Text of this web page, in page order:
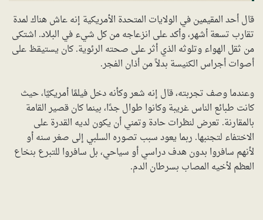
قال أحد المقيمين في الولايات المتحدة الأمريكية إنه عاش هناك لمدة
تقارب تسعة أشهر، وأكد على انزعاجه من كل شيء في البلاد. اشتكى
من ثقل الهواء وتلوثه الذي أثر على صحته الرئوية. كان يستيقظ على
أصوات أجراس الكنيسة بدلاً من أذان الفجر.
وعندما وصف تجربته، قال إنه شعر وكأنه دخل فيلمًا أمريكيًا، حيث
كانت طبائع الناس غريبة وكانوا طوال جدًا، بينما كان قصير القامة
بالمقارنة. تعرض لنظرات حادة وتمني أن يكون لديه القدرة على
الاختفاء لتجنبها. ربما يعود سبب تصوره السلبي إلى صغر سنه أو
لأنهم سافروا بدون هدف دراسي أو سياحي، بل سافروا للتبرع بنخاع
العظم لأخيه المصاب بسرطان الدم.